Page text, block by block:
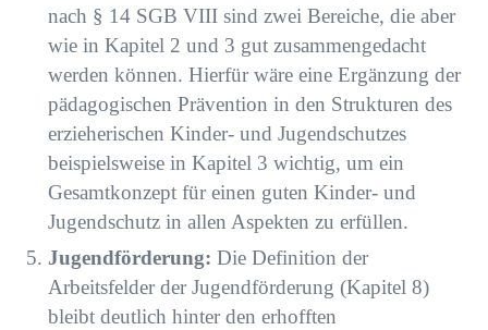
nach § 14 SGB VIII sind zwei Bereiche, die aber
wie in Kapitel 2 und 3 gut zusammengedacht
werden können. Hierfür wäre eine Ergänzung der
pädagogischen Prävention in den Strukturen des
erzieherischen Kinder- und Jugendschutzes
beispielsweise in Kapitel 3 wichtig, um ein
Gesamtkonzept für einen guten Kinder- und
Jugendschutz in allen Aspekten zu erfüllen.
Jugendförderung: Die Definition der
Arbeitsfelder der Jugendförderung (Kapitel 8)
bleibt deutlich hinter den erhofften